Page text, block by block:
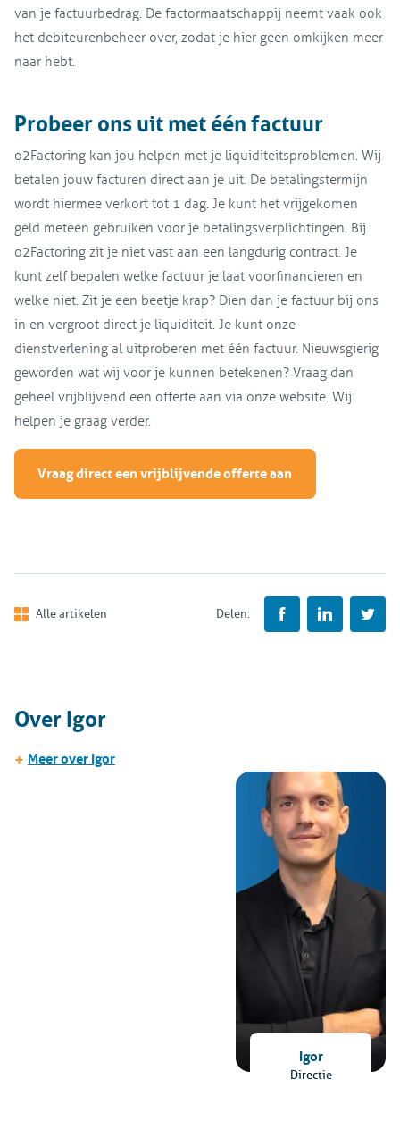
van je factuurbedrag. De factormaatschappij neemt vaak ook
het debiteurenbeheer over, zodat je hier geen omkijken meer
naar hebt.
Probeer ons uit met één factuur
o2Factoring kan jou helpen met je liquiditeitsproblemen. Wij
betalen jouw facturen direct aan je uit. De betalingstermijn
wordt hiermee verkort tot 1 dag. Je kunt het vrijgekomen
geld meteen gebruiken voor je betalingsverplichtingen. Bij
o2Factoring zit je niet vast aan een langdurig contract. Je
kunt zelf bepalen welke factuur je laat voorfinancieren en
welke niet. Zit je een beetje krap? Dien dan je factuur bij ons
in en vergroot direct je liquiditeit. Je kunt onze
dienstverlening al uitproberen met één factuur. Nieuwsgierig
geworden wat wij voor je kunnen betekenen? Vraag dan
geheel vrijblijvend een offerte aan via onze website. Wij
helpen je graag verder.
Vraag direct een vrijblijvende offerte aan
Alle artikelen Delen:
Igor
Directie
Over Igor
+ Meer over Igor